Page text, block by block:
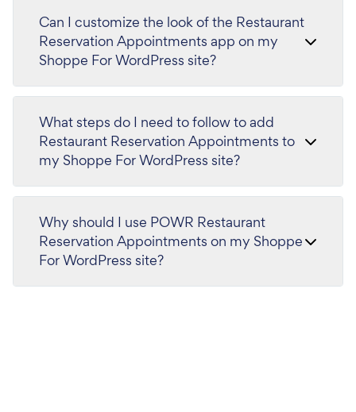
Can I customize the look of the Restaurant
Reservation Appointments app on my
Shoppe For WordPress site?
What steps do I need to follow to add
Restaurant Reservation Appointments to
my Shoppe For WordPress site?
Why should I use POWR Restaurant
Reservation Appointments on my Shoppe
For WordPress site?